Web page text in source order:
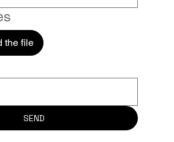
the file
SEND